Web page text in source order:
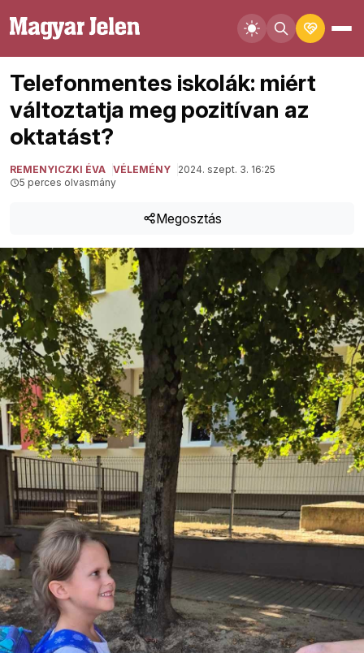
Telefonmentes iskolák: miért
változtatja meg pozitívan az
oktatást?
REMENYICZKI ÉVA VÉLEMÉNY
2024. szept. 3. 16:25
5 perces olvasmány
Megosztás